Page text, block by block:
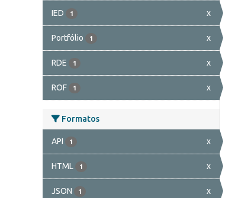
IED 1 x
Portfólio 1 x
RDE 1 x
ROF 1 x
Formatos
API 1 x
HTML 1 x
JSON 1 x